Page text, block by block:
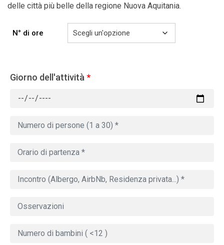
delle città più belle della regione Nuova Aquitania.
N° di ore
Giorno dell'attività *